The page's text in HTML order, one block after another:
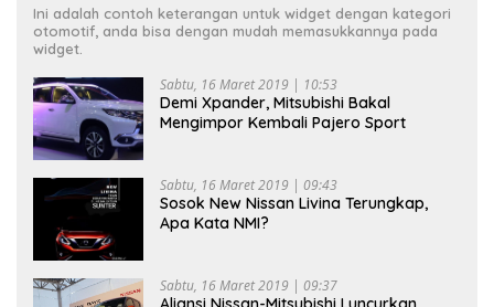
Ini adalah contoh keterangan untuk widget dengan kategori
otomotif, anda bisa dengan mudah memasukkannya pada
widget.
Sabtu, 16 Maret 2019 | 10:53
Demi Xpander, Mitsubishi Bakal
Mengimpor Kembali Pajero Sport
Sabtu, 16 Maret 2019 | 09:43
Sosok New Nissan Livina Terungkap,
Apa Kata NMI?
Sabtu, 16 Maret 2019 | 09:37